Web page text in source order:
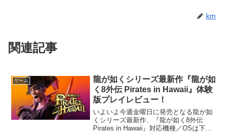
km
関連記事
ゲーム
龍が如くシリーズ最新作『龍が如
く8外伝 Pirates in Hawaii』体験
版プレイレビュー！
いよいよ今週金曜日に発売となる龍が如
くシリーズ最新作、『龍が如く8外伝
Pirates in Hawaii』対応機種／OSは下記